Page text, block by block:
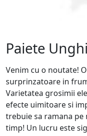
Paiete
Venim cu o noutate!
surprinzatoare in
Varietatea grosimii
efecte uimitoare si
trebuie sa ramana
timp! Un lucru este